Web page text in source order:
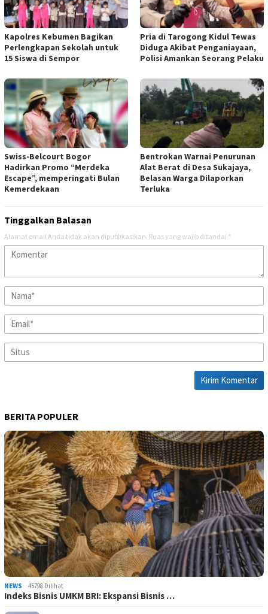
Kapolres Kebumen Bagikan
Perlengkapan Sekolah untuk
15 Siswa di Sempor
Pria di Tarogong Kidul Tewas
Diduga Akibat Penganiayaan,
Polisi Amankan Seorang Pelaku
Swiss-Belcourt Bogor
Hadirkan Promo “Merdeka
Escape”, memperingati Bulan
Kemerdekaan
Bentrokan Warnai Penurunan
Alat Berat di Desa Sukajaya,
Belasan Warga Dilaporkan
Terluka
Tinggalkan Balasan
Alamat email Anda tidak akan dipublikasikan. Ruas yang wajib ditandai *
BERITA POPULER
NEWS 45798 Dilihat
Indeks Bisnis UMKM BRI: Ekspansi Bisnis …